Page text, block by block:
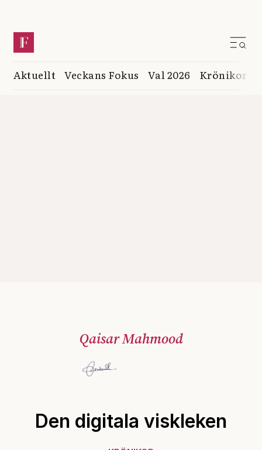
Aktuellt Veckans Fokus Val 2026 Krönikor
Qaisar Mahmood
Den digitala viskleken